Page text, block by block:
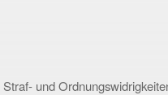
und